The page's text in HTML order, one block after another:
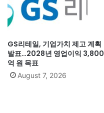
GS리테일, 기업가치 제고 계획
발표…2028년 영업이익 3,800
억 원 목표
August 7, 2026